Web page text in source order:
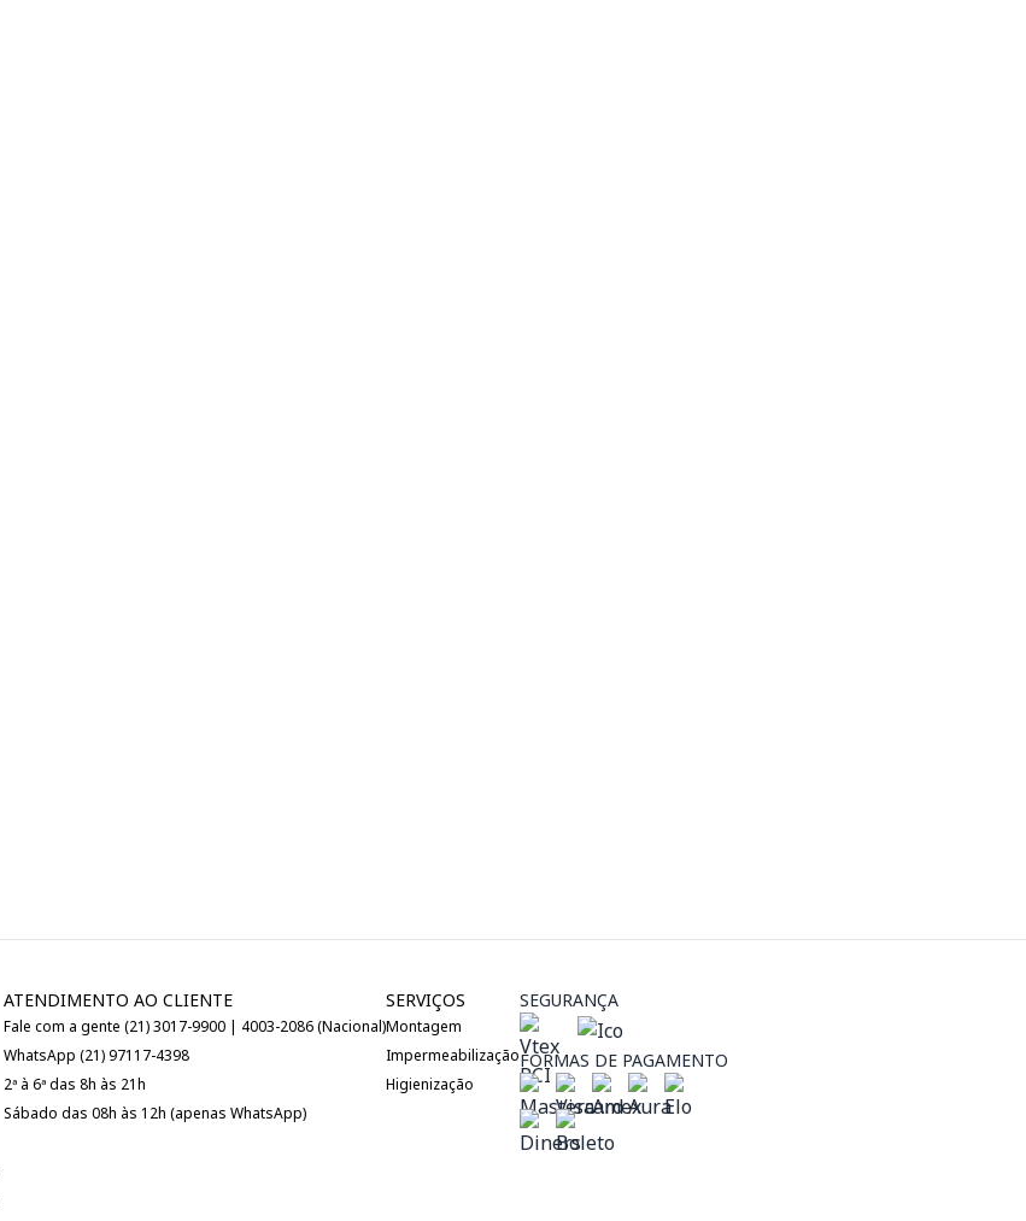
ATENDIMENTO AO CLIENTE
Fale com a gente (21) 3017-9900 | 4003-2086 (Nacional)
WhatsApp (21) 97117-4398
2ª à 6ª das 8h às 21h
Sábado das 08h às 12h (apenas WhatsApp)
SERVIÇOS
Montagem
Impermeabilização
Higienização
SEGURANÇA
FORMAS DE PAGAMENTO